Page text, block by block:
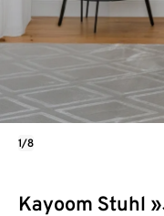
Kayoom Stuhl
1/8